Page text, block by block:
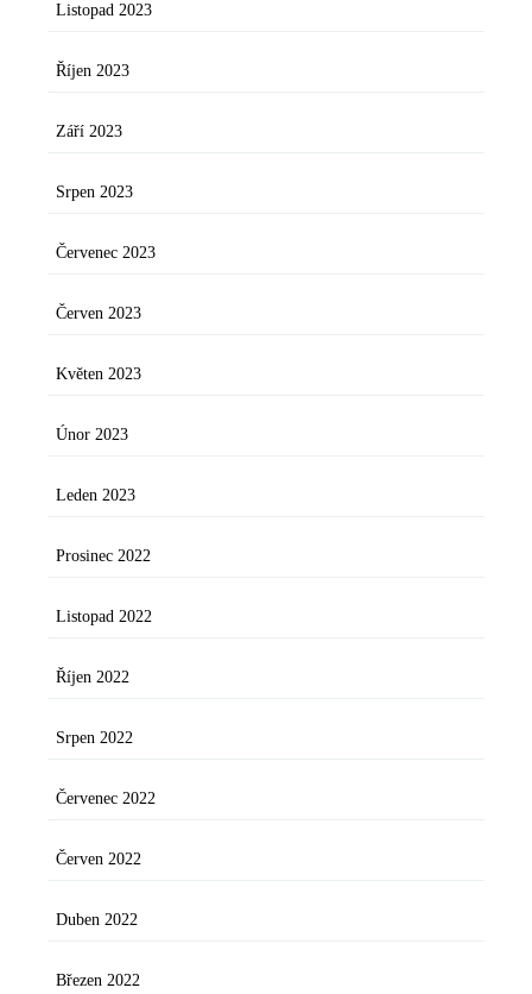
Listopad 2023
Říjen 2023
Září 2023
Srpen 2023
Červenec 2023
Červen 2023
Květen 2023
Únor 2023
Leden 2023
Prosinec 2022
Listopad 2022
Říjen 2022
Srpen 2022
Červenec 2022
Červen 2022
Duben 2022
Březen 2022